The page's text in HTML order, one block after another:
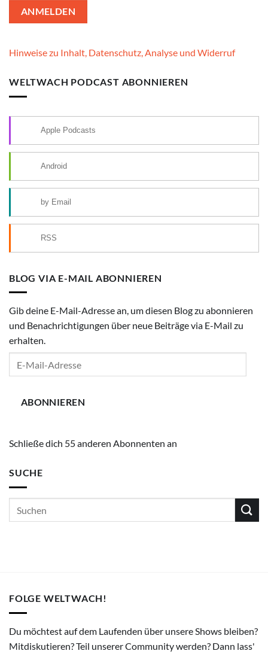
Hinweise zu Inhalt, Datenschutz, Analyse und Widerruf
WELTWACH PODCAST ABONNIEREN
Apple Podcasts
Android
by Email
RSS
BLOG VIA E-MAIL ABONNIEREN
Gib deine E-Mail-Adresse an, um diesen Blog zu abonnieren
und Benachrichtigungen über neue Beiträge via E-Mail zu
erhalten.
ABONNIEREN
Schließe dich 55 anderen Abonnenten an
SUCHE
FOLGE WELTWACH!
Du möchtest auf dem Laufenden über unsere Shows bleiben?
Mitdiskutieren? Teil unserer Community werden? Dann lass'